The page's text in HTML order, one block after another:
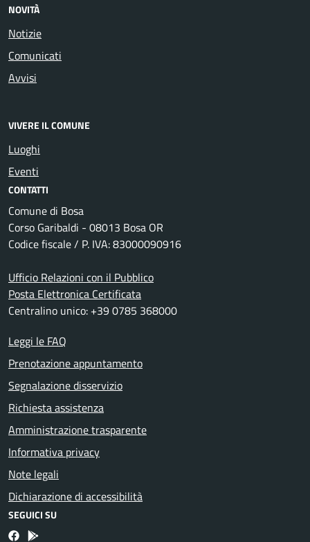
NOVITÀ
Notizie
Comunicati
Avvisi
VIVERE IL COMUNE
Luoghi
Eventi
CONTATTI
Comune di Bosa
Corso Garibaldi - 08013 Bosa OR
Codice fiscale / P. IVA: 83000090916
Ufficio Relazioni con il Pubblico
Posta Elettronica Certificata
Centralino unico: +39 0785 368000
Leggi le FAQ
Prenotazione appuntamento
Segnalazione disservizio
Richiesta assistenza
Amministrazione trasparente
Informativa privacy
Note legali
Dichiarazione di accessibilità
SEGUICI SU
FacebookBosa inApp